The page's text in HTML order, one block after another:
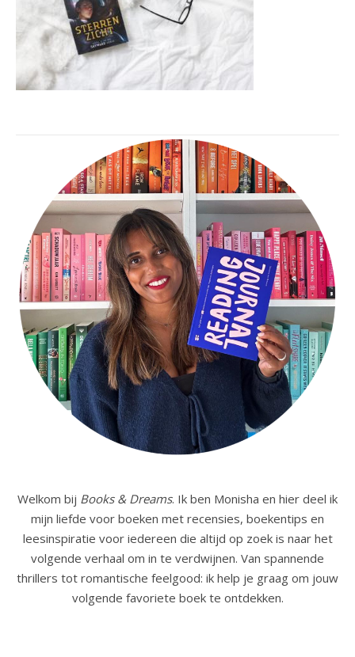
Welkom bij Books & Dreams. Ik ben Monisha en hier deel ik
mijn liefde voor boeken met recensies, boekentips en
leesinspiratie voor iedereen die altijd op zoek is naar het
volgende verhaal om in te verdwijnen. Van spannende
thrillers tot romantische feelgood: ik help je graag om jouw
volgende favoriete boek te ontdekken.